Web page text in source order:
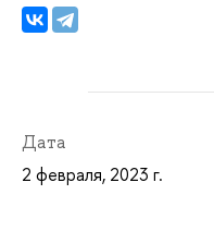
Дата
2 февраля, 2023 г.